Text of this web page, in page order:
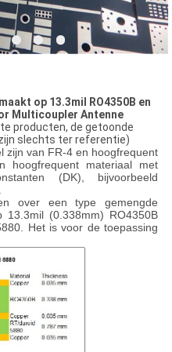
op 13.3mil RO4350B en
Multicoupler Antenne
producten, de getoonde
slechts ter referentie)
zijn van FR-4 en hoogfrequent
hoogfrequent materiaal met
(DK), bijvoorbeeld
over een type gemengde
13.3mil (0.338mm) RO4350B
Het is voor de toepassing